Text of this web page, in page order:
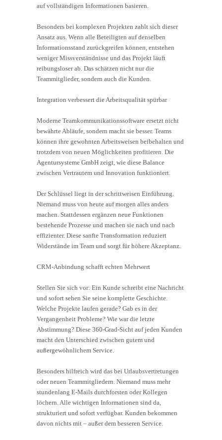
auf vollständigen Informationen basieren.
Besonders bei komplexen Projekten zahlt sich dieser
Ansatz aus. Wenn alle Beteiligten auf denselben
Informationsstand zurückgreifen können, entstehen
weniger Missverständnisse und das Projekt läuft
reibungsloser ab. Das schätzen nicht nur die
Teammitglieder, sondern auch die Kunden.
Integration verbessert die Arbeitsqualität spürbar
Moderne Teamkommunikationssoftware ersetzt nicht
bewährte Abläufe, sondern macht sie besser. Teams
können ihre gewohnten Arbeitsweisen beibehalten und
trotzdem von neuen Möglichkeiten profitieren. Die
Agentursysteme GmbH zeigt, wie diese Balance
zwischen Vertrautem und Innovation funktioniert.
Der Schlüssel liegt in der schrittweisen Einführung.
Niemand muss von heute auf morgen alles anders
machen. Stattdessen ergänzen neue Funktionen
bestehende Prozesse und machen sie nach und nach
effizienter. Diese sanfte Transformation reduziert
Widerstände im Team und sorgt für höhere Akzeptanz.
CRM-Anbindung schafft echten Mehrwert
Stellen Sie sich vor: Ein Kunde schreibt eine Nachricht
und sofort sehen Sie seine komplette Geschichte.
Welche Projekte laufen gerade? Gab es in der
Vergangenheit Probleme? Wie war die letzte
Abstimmung? Diese 360-Grad-Sicht auf jeden Kunden
macht den Unterschied zwischen gutem und
außergewöhnlichem Service.
Besonders hilfreich wird das bei Urlaubsvertretungen
oder neuen Teammitgliedern. Niemand muss mehr
stundenlang E-Mails durchforsten oder Kollegen
löchern. Alle wichtigen Informationen sind da,
strukturiert und sofort verfügbar. Kunden bekommen
davon nichts mit – außer dem besseren Service.